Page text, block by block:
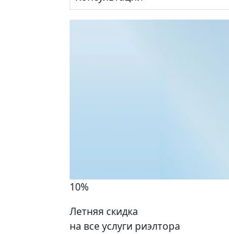
10%
Летняя скидка
на все услуги риэлтора